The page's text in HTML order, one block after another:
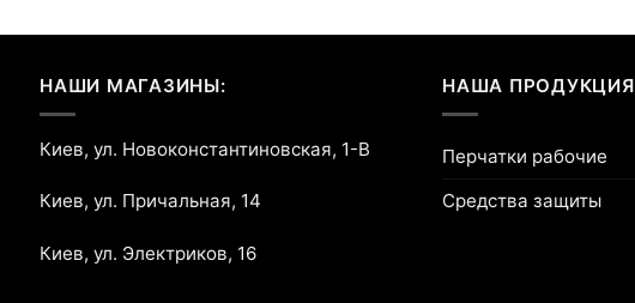
НАШИ МАГАЗИНЫ:
Киев, ул. Новоконстантиновская, 1-В
Киев, ул. Причальная, 14
Киев, ул. Электриков, 16
НАША ПРОДУКЦИЯ
Перчатки рабочие
Средства защиты